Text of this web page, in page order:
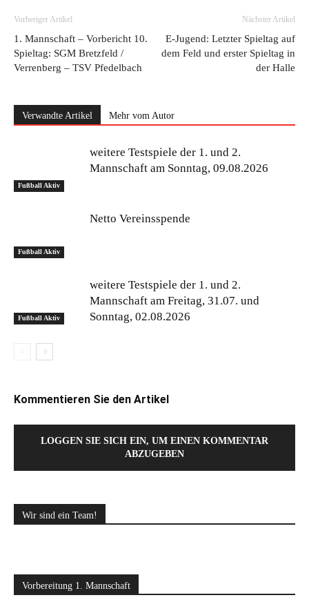
Vorheriger Artikel
1. Mannschaft – Vorbericht 10.
Spieltag: SGM Bretzfeld /
Verrenberg – TSV Pfedelbach
Nächster Artikel
E-Jugend: Letzter Spieltag auf
dem Feld und erster Spieltag in
der Halle
Verwandte Artikel Mehr vom Autor
Fußball Aktiv
weitere Testspiele der 1. und 2.
Mannschaft am Sonntag, 09.08.2026
Fußball Aktiv
Netto Vereinsspende
Fußball Aktiv
weitere Testspiele der 1. und 2.
Mannschaft am Freitag, 31.07. und
Sonntag, 02.08.2026
Kommentieren Sie den Artikel
LOGGEN SIE SICH EIN, UM EINEN KOMMENTAR
ABZUGEBEN
Wir sind ein Team!
Vorbereitung 1. Mannschaft